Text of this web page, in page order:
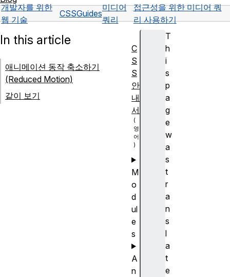
개발자를 위한
웹 기술
CSSGuides
미디어
쿼리
접근성을 위한 미디어 쿼
리 사용하기
T
h
i
s
p
a
g
e
w
a
s
t
r
a
n
s
l
a
t
e
In this article
애니메이션 동작 축소하기
(Reduced Motion)
같이 보기
C
S
S
안
내
서
M
o
d
ul
e
s
A
n